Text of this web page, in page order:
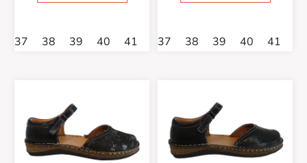
37 38 39 40 41 37 38 39 40 41